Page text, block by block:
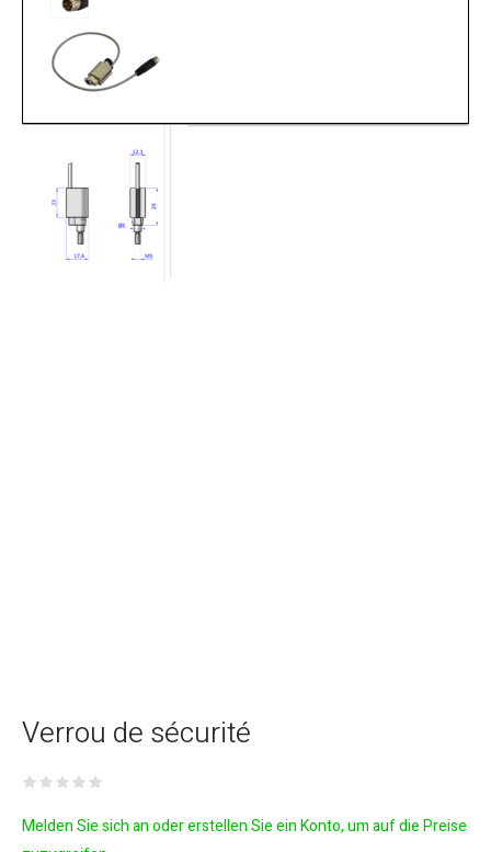
Verrou de sécurité
Melden Sie sich an oder erstellen Sie ein Konto, um auf die Preise